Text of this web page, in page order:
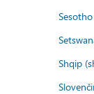
Shqip